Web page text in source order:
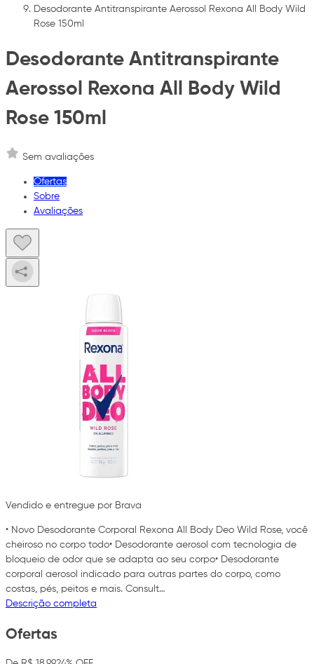
Desodorante Antitranspirante Aerossol Rexona All Body Wild
Rose 150ml
Desodorante Antitranspirante
Aerossol Rexona All Body Wild
Rose 150ml
Sem avaliações
Ofertas
Sobre
Avaliações
Vendido e entregue por Brava
• Novo Desodorante Corporal Rexona All Body Deo Wild Rose, você
cheiroso no corpo todo• Desodorante aerosol com tecnologia de
bloqueio de odor que se adapta ao seu corpo• Desodorante
corporal aerosol indicado para outras partes do corpo, como
costas, pés, peitos e mais. Consult…
Descrição completa
Ofertas